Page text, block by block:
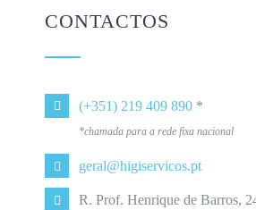
CONTACTOS
(+351) 219 409 890 *
*chamada para a rede fixa nacional
geral@higiservicos.pt
R. Prof. Henrique de Barros,